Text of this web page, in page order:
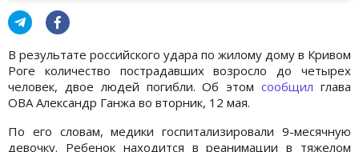
В результате российского удара по жилому дому в Кривом
Роге количество пострадавших возросло до четырех
человек, двое людей погибли. Об этомсообщилглава
ОВА Александр Ганжа во вторник, 12 мая.
По его словам, медики госпитализировали 9-месячную
девочку. Ребенок находится в реанимации в тяжелом